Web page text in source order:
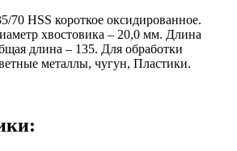
70 HSS короткое оксидированное.
хвостовика – 20,0 мм. Длина
длина – 135. Для обработки
металлы, чугун, Пластики.